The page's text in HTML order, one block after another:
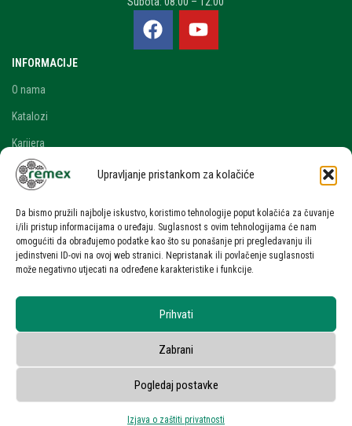
Upravljanje pristankom za kolačiće
Da bismo pružili najbolje iskustvo, koristimo tehnologije poput kolačića za čuvanje
i/ili pristup informacijama o uređaju. Suglasnost s ovim tehnologijama će nam
omogućiti da obrađujemo podatke kao što su ponašanje pri pregledavanju ili
jedinstveni ID-ovi na ovoj web stranici. Nepristanak ili povlačenje suglasnosti
može negativno utjecati na određene karakteristike i funkcije.
Prihvati
Zabrani
Pogledaj postavke
Izjava o zaštiti privatnosti
INFORMACIJE
O nama
Katalozi
Karijera
Blog i novosti
RAČUN
Moj račun
Zahtjev za ponudom
UVJETI KORIŠTENJA
Uvjeti korištenja stranice